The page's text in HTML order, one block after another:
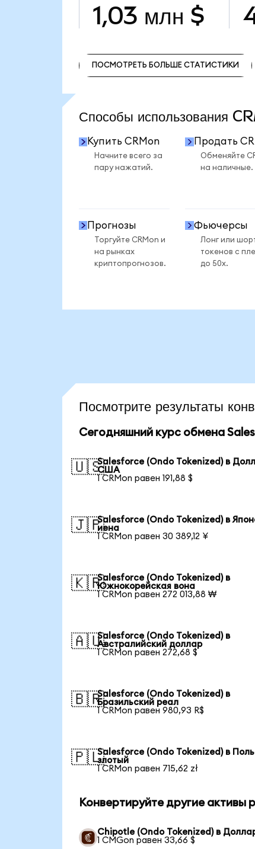
1,03 млн $
ПОСМОТРЕТЬ БОЛЬШЕ СТАТИСТИКИ
Способы использования
Купить CRMon
Начните всего за
пару нажатий.
Продать
Обменяйте
на наличные.
Прогнозы
Торгуйте CRMon и
на рынках
криптопрогнозов.
Фьючерсы
Лонг или
токенов с
до 50x.
Посмотрите результаты
Сегодняшний курс обмена
🇺🇸Salesforce (Ondo Tokenized) в
США
1 CRMon равен 191,88 $
🇯🇵Salesforce (Ondo Tokenized) в
иена
1 CRMon равен 30 389,12 ¥
🇰🇷Salesforce (Ondo Tokenized) в
Южнокорейская вона
1 CRMon равен 272 013,88 ₩
🇦🇺Salesforce (Ondo Tokenized) в
Австралийский доллар
1 CRMon равен 272,68 $
🇧🇷Salesforce (Ondo Tokenized) в
Бразильский реал
1 CRMon равен 980,93 R$
🇵🇱Salesforce (Ondo Tokenized) в
злотый
1 CRMon равен 715,62 zł
Конвертируйте другие активы
Chipotle (Ondo Tokenized) в
1 CMGon равен 33,66 $